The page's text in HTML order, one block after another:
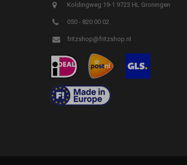
Koldingweg 19-1 9723 HL Groningen
050 - 820 00 02
fritzshop@fritzshop.nl